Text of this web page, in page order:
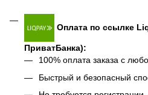
Оплата по ссылке
ПриватБанка):
100% оплата заказа с
Быстрый и безопасный